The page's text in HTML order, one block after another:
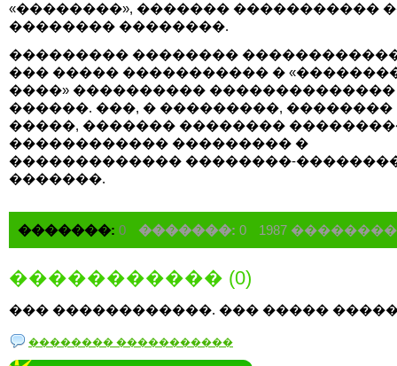
«��������», ������� �����������
�������� ��������.
��������� ��������
��� ����� ����������� �
����» ���������� ��������������
������. ���, � ���������, ��������
�����, ������� ��������
������������ ��������� �
������������� ��������-
�������.
�������: 0 �������: 0 1987
����������� (0)
��� ������������. ��� �����
�������� �����������